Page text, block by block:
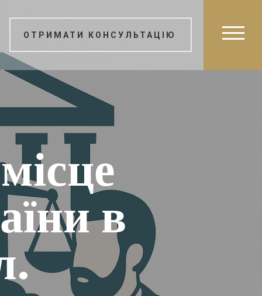
ОТРИМАТИ КОНСУЛЬТАЦІЮ
в